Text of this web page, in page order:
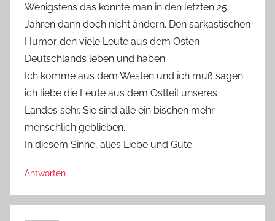
Wenigstens das konnte man in den letzten 25
Jahren dann doch nicht ändern. Den sarkastischen
Humor den viele Leute aus dem Osten
Deutschlands leben und haben.
Ich komme aus dem Westen und ich muß sagen
ich liebe die Leute aus dem Ostteil unseres
Landes sehr. Sie sind alle ein bischen mehr
menschlich geblieben.
In diesem Sinne, alles Liebe und Gute.
Antworten